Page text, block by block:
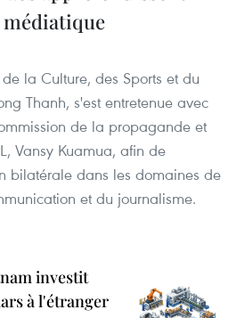
la Culture, des Sports et du
Thanh, s'est entretenue avec
de la propagande et
Vansy Kuamua, afin de
bilatérale dans les domaines de
et du journalisme.
investit
à l'étranger